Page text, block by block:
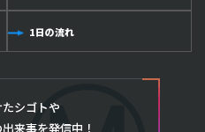
1日の流れ